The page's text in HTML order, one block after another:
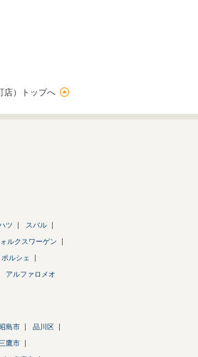
店）トップへ
ツ スバル
ルクスワーゲン
ポルシェ
アルファロメオ
島市 品川区
三鷹市